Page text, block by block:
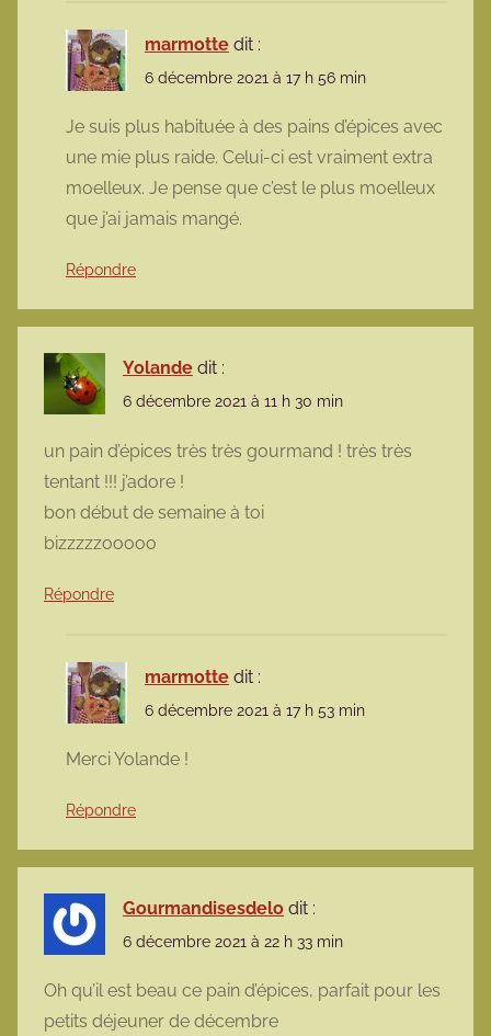
marmotte dit :
6 décembre 2021 à 17 h 56 min
Je suis plus habituée à des pains d’épices avec
une mie plus raide. Celui-ci est vraiment extra
moelleux. Je pense que c’est le plus moelleux
que j’ai jamais mangé.
Répondre
Yolande dit :
6 décembre 2021 à 11 h 30 min
un pain d’épices très très gourmand ! très très
tentant !!! j’adore !
bon début de semaine à toi
bizzzzzooooo
Répondre
marmotte dit :
6 décembre 2021 à 17 h 53 min
Merci Yolande !
Répondre
Gourmandisesdelo dit :
6 décembre 2021 à 22 h 33 min
Oh qu’il est beau ce pain d’épices, parfait pour les
petits déjeuner de décembre